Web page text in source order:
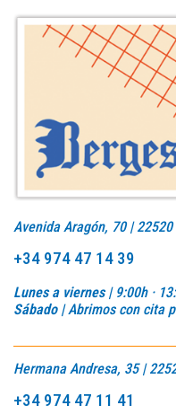
Avenida Aragón, 70 |
+34 974 47 14 39
Lunes a viernes | 9:00h ·
Sábado |Abrimos con cita
Hermana Andresa, 35 |
+34 974 47 11 41